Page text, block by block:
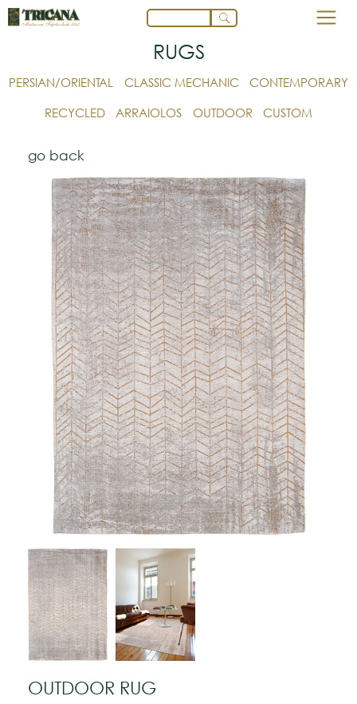
RUGS
PERSIAN/ORIENTAL CLASSIC MECHANIC
CONTEMPORARY
RECYCLED
ARRAIOLOS OUTDOOR CUSTOM
go back
OUTDOOR RUG